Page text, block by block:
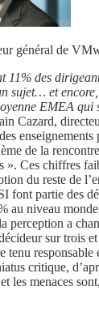
général de
11% des
sujet… et encore,
EMEA qui
Cazard,
de la
». Ces chiffres
du reste de
font partie des
au niveau
perception a
sur trois
tenu
critique,
les menaces